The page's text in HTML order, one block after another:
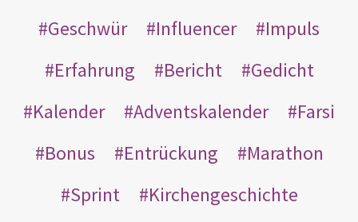
Geschwür
Influencer
Impuls
Erfahrung
Bericht
Gedicht
Kalender
Adventskalender
Farsi
Bonus
Entrückung
Marathon
Sprint
Kirchengeschichte